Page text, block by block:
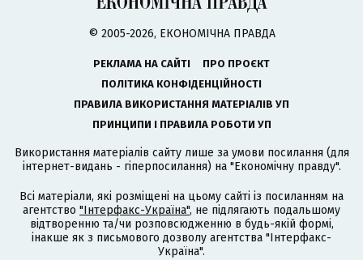
© 2005-2026, ЕКОНОМІЧНА ПРАВДА
РЕКЛАМА НА САЙТІ
ПРО ПРОЄКТ
ПОЛІТИКА КОНФІДЕНЦІЙНОСТІ
ПРАВИЛА ВИКОРИСТАННЯ МАТЕРІАЛІВ УП
ПРИНЦИПИ І ПРАВИЛА РОБОТИ УП
Використання матеріалів сайту лише за умови посилання (для
інтернет-видань - гіперпосилання) на "Економічну правду".
Всі матеріали, які розміщені на цьому сайті із посиланням на
агентство "Інтерфакс-Україна", не підлягають подальшому
відтворенню та/чи розповсюдженню в будь-якій формі,
інакше як з письмового дозволу агентства "Інтерфакс-
Україна".